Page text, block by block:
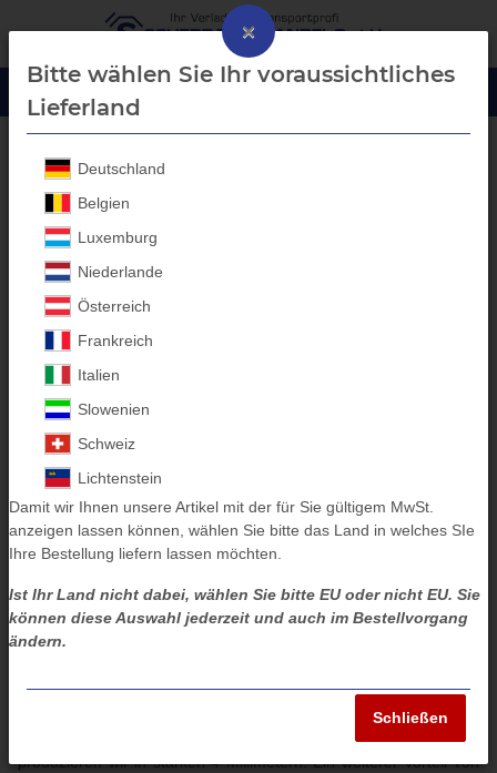
Startseite
Aluboxen &
Auffahrrampen
geht. Mit unserem großen Standard Sortiment konnten wir schon
viele Wünsche erfüllen und wenn Sie hier nicht fündig werden,
fertigen wir Ihre Staubox auch nach Maß. Sonderanfertigungen
produzieren wir in starken 4 Millimetern. Ein weiterer Vorteil von
×
Bitte wählen Sie Ihr voraussichtliches
Lieferland
Deutschland
Belgien
Luxemburg
Niederlande
Österreich
Frankreich
Italien
Slowenien
Schweiz
Lichtenstein
Damit wir Ihnen unsere Artikel mit der für Sie gültigem MwSt.
anzeigen lassen können, wählen Sie bitte das Land in welches SIe
Ihre Bestellung liefern lassen möchten.
Ist Ihr Land nicht dabei, wählen Sie bitte EU oder nicht EU. Sie
können diese Auswahl jederzeit und auch im Bestellvorgang
ändern.
Schließen